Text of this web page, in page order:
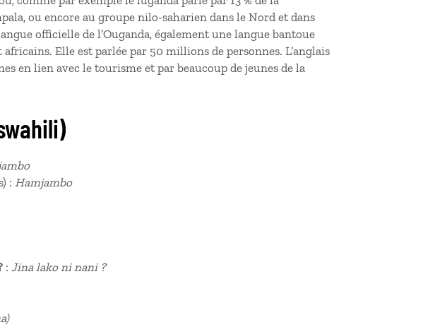
ou encore au groupe nilo-saharien dans le Nord et dans
officielle de l’Ouganda, également une langue bantoue
africains. Elle est parlée par 50 millions de personnes. L’anglais
en lien avec le tourisme et par beaucoup de jeunes de la
: Hamjambo
: Jina lako ni nani ?